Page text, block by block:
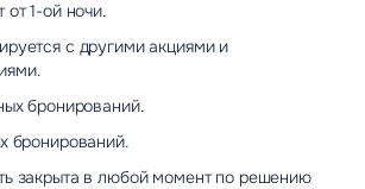
от 1-ой ночи.
с другими акциями и
бронирований.
бронирований.
закрыта в любой момент по решению